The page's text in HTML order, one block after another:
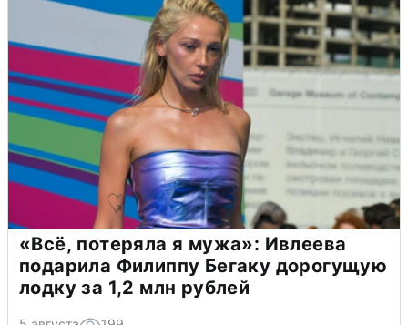
«Всё, потеряла я мужа»: Ивлеева
подарила Филиппу Бегаку дорогущую
лодку за 1,2 млн рублей